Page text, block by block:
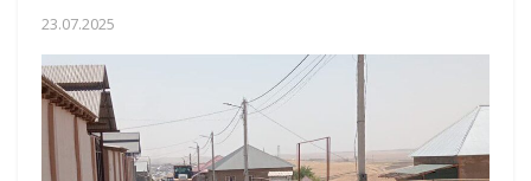
23.07.2025